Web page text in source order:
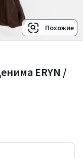
Похожие
ERYN /